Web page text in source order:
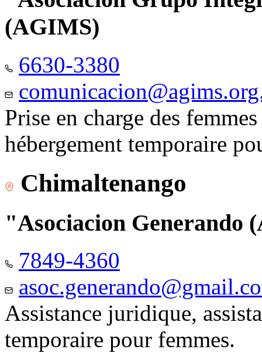
(AGIMS)
6630-3380
Prise en charge des
hébergement temporaire
Chimaltenango
"Asociacion Generando
7849-4360
Assistance juridique,
temporaire pour femmes.